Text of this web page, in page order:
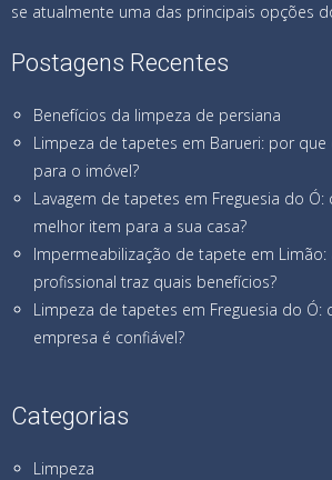
se atualmente uma das principais opções
Postagens Recentes
Benefícios da limpeza de persiana
Limpeza de tapetes em Barueri: por
para o imóvel?
Lavagem de tapetes em Freguesia do
melhor item para a sua casa?
Impermeabilização de tapete em Limão:
profissional traz quais benefícios?
Limpeza de tapetes em Freguesia do Ó:
empresa é confiável?
Categorias
Limpeza